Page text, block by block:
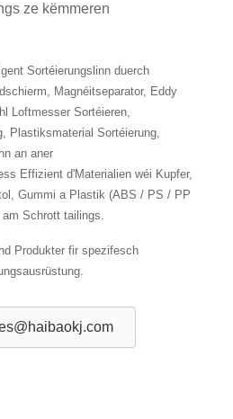
ze këmmeren
Sortéierungslinn duerch
Magnéitseparator, Eddy
Loftmesser Sortéieren,
Plastiksmaterial Sortéierung,
an aner
Effizient d'Materialien wéi Kupfer,
Gummi a Plastik (ABS / PS / PP
Schrott tailings.
Produkter fir spezifesch